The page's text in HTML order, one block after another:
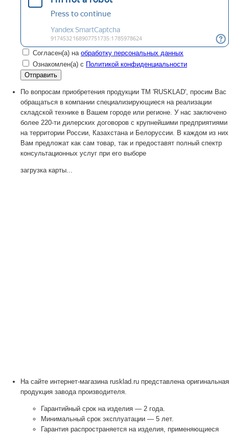
Согласен(а) на обработку персональных данных
Ознакомлен(а) с Политикой конфиденциальности
По вопросам приобретения продукции TM 'RUSKLAD', просим Вас
обращаться в компании специализирующиеся на реализации
складской технике в Вашем городе или регионе. У нас заключено
более 220-ти дилерских договоров с крупнейшими предприятиями
на территории России, Казахстана и Белоруссии. В каждом из них
Вам предложат как сам товар, так и предоставят полный спектр
консультационных услуг при его выборе
загрузка карты...
На сайте интернет-магазина rusklad.ru представлена оригинальная
продукция завода производителя.
Гарантийный срок на изделия — 2 года.
Минимальный срок эксплуатации — 5 лет.
Гарантия распространяется на изделия, применяющиеся